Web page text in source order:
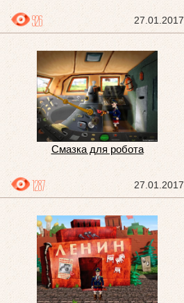
27.01.2017
926
Смазка для робота
27.01.2017
1287